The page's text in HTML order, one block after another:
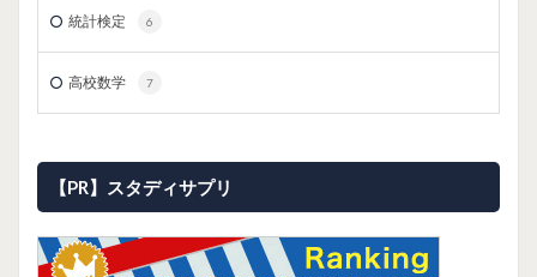
統計検定 6
高校数学 7
【PR】スタディサプリ